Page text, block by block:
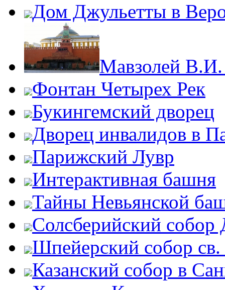
Дом Джульетты в
Мавзолей
Фонтан Четырех Рек
Букингемский дворец
Дворец инвалидов в
Парижский Лувр
Интерактивная башня
Тайны Невьянской
Солсберийский
Шпейерский собор
Казанский собор в